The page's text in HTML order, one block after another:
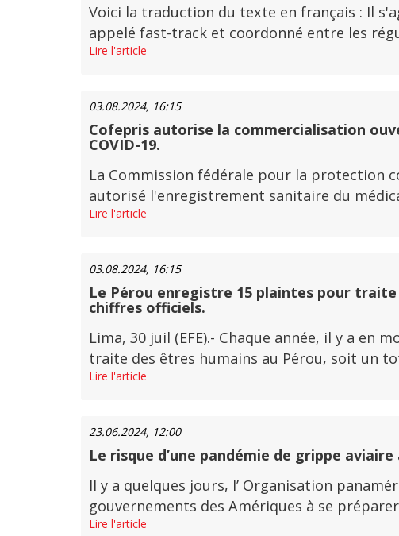
Voici la traduction du texte en français : Il
appelé fast-track et coordonné entre les
Lire l'article
03.08.2024, 16:15
Cofepris autorise la commercialisation
COVID-19.
La Commission fédérale pour la protection
autorisé l'enregistrement sanitaire du
Lire l'article
03.08.2024, 16:15
Le Pérou enregistre 15 plaintes pour
chiffres officiels.
Lima, 30 juil (EFE).- Chaque année, il y a en
traite des êtres humains au Pérou, soit un
Lire l'article
23.06.2024, 12:00
Le risque d’une pandémie de grippe
Il y a quelques jours, l’ Organisation
gouvernements des Amériques à se
Lire l'article